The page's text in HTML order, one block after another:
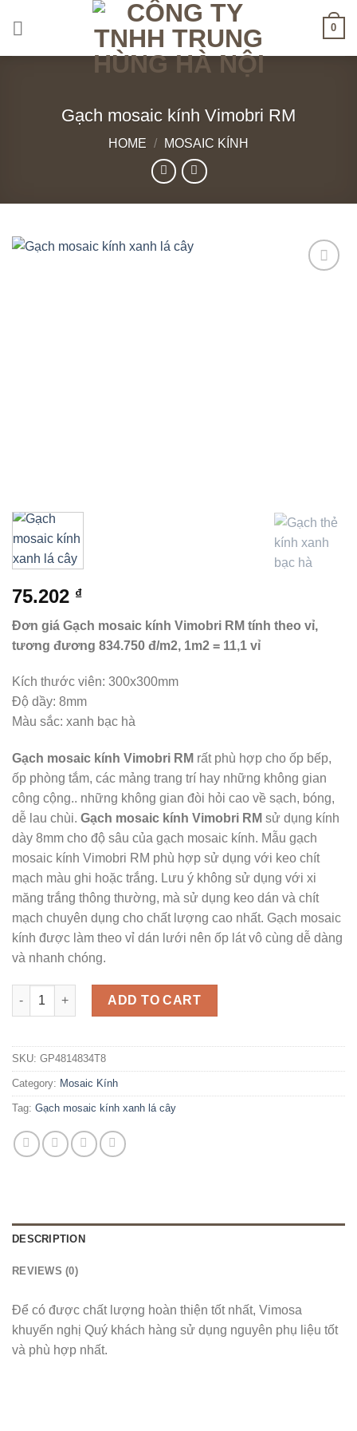
0
Gạch mosaic kính Vimobri RM
HOME / MOSAIC KÍNH
75.202 ₫
Đơn giá Gạch mosaic kính Vimobri RM tính theo vỉ,
tương đương 834.750 đ/m2, 1m2 = 11,1 vỉ
Kích thước viên: 300x300mm
Độ dầy: 8mm
Màu sắc: xanh bạc hà
Gạch mosaic kính Vimobri RM rất phù hợp cho ốp bếp,
ốp phòng tắm, các mảng trang trí hay những không gian
công cộng.. những không gian đòi hỏi cao về sạch, bóng,
dễ lau chùi. Gạch mosaic kính Vimobri RM sử dụng kính
dày 8mm cho độ sâu của gạch mosaic kính. Mẫu gạch
mosaic kính Vimobri RM phù hợp sử dụng với keo chít
mạch màu ghi hoặc trắng. Lưu ý không sử dụng với xi
măng trắng thông thường, mà sử dụng keo dán và chít
mạch chuyên dụng cho chất lượng cao nhất. Gạch mosaic
kính được làm theo vỉ dán lưới nên ốp lát vô cùng dễ dàng
và nhanh chóng.
Gạch mosaic kính Vimobri RM quantity
ADD TO CART
SKU: GP4814834T8
Category: Mosaic Kính
Tag: Gạch mosaic kính xanh lá cây
DESCRIPTION
REVIEWS (0)
Để có được chất lượng hoàn thiện tốt nhất, Vimosa
khuyến nghị Quý khách hàng sử dụng nguyên phụ liệu tốt
và phù hợp nhất.